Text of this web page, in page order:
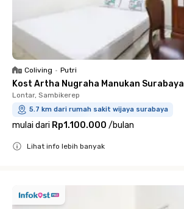
Coliving • Putri
Kost Artha Nugraha Manukan Surabaya
Lontar, Sambikerep
5.7 km dari rumah sakit wijaya surabaya
mulai dari Rp1.100.000 /bulan
Lihat info lebih banyak